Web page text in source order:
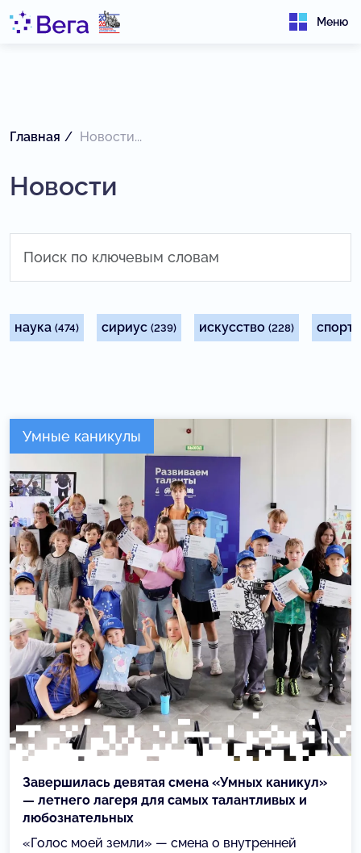
Меню
Главная Новости...
Новости
наука (474) сириус (239) искусство (228) спорт
Умные каникулы
Завершилась девятая смена «Умных каникул»
— летнего лагеря для самых талантливых и
любознательных
«Голос моей земли» — смена о внутренней